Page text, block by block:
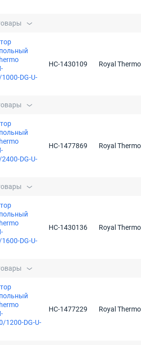
DG-U-
НС-1430109 Royal Thermo
DG-U-
НС-1477869 Royal Thermo
DG-U-
НС-1430136 Royal Thermo
1200-DG-U-
НС-1477229 Royal Thermo